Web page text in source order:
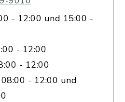
- 12:00 und 15:00 -
- 12:00
- 12:00
- 12:00 und